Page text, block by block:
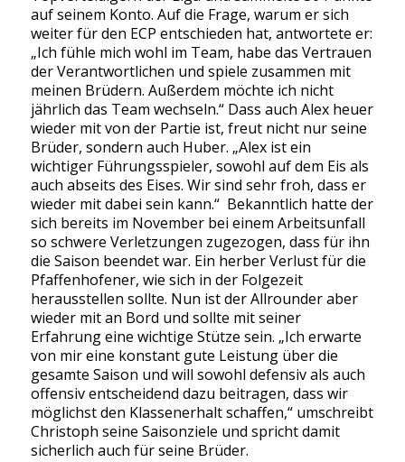
auf seinem Konto. Auf die Frage, warum er sich
weiter für den ECP entschieden hat, antwortete er:
„Ich fühle mich wohl im Team, habe das Vertrauen
der Verantwortlichen und spiele zusammen mit
meinen Brüdern. Außerdem möchte ich nicht
jährlich das Team wechseln.“ Dass auch Alex heuer
wieder mit von der Partie ist, freut nicht nur seine
Brüder, sondern auch Huber. „Alex ist ein
wichtiger Führungsspieler, sowohl auf dem Eis als
auch abseits des Eises. Wir sind sehr froh, dass er
wieder mit dabei sein kann.“ Bekanntlich hatte der
sich bereits im November bei einem Arbeitsunfall
so schwere Verletzungen zugezogen, dass für ihn
die Saison beendet war. Ein herber Verlust für die
Pfaffenhofener, wie sich in der Folgezeit
herausstellen sollte. Nun ist der Allrounder aber
wieder mit an Bord und sollte mit seiner
Erfahrung eine wichtige Stütze sein. „Ich erwarte
von mir eine konstant gute Leistung über die
gesamte Saison und will sowohl defensiv als auch
offensiv entscheidend dazu beitragen, dass wir
möglichst den Klassenerhalt schaffen,“ umschreibt
Christoph seine Saisonziele und spricht damit
sicherlich auch für seine Brüder.